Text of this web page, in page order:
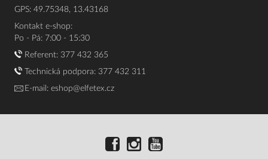
GPS: 49.75348, 13.43168
Kontakt e-shop:
Po - Pá: 7:00 - 15:30
Referent: 377 432 365
Technická podpora: 377 432 311
E-mail: eshop@elfetex.cz